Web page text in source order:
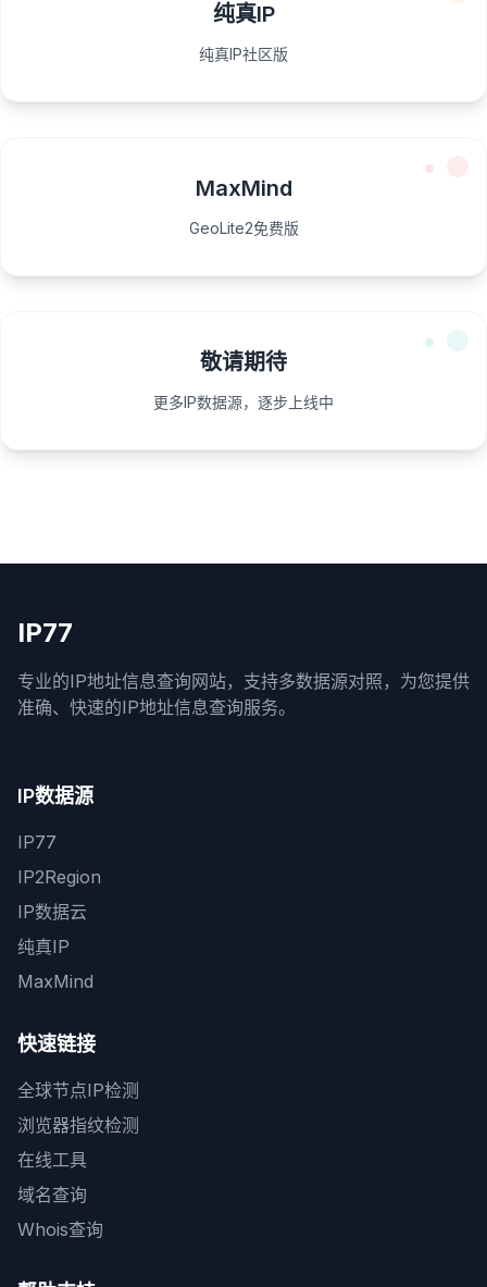
纯真IP
纯真IP社区版
MaxMind
GeoLite2免费版
敬请期待
更多IP数据源，逐步上线中
IP77
专业的IP地址信息查询网站，支持多数据源对照，为您提供
准确、快速的IP地址信息查询服务。
IP数据源
IP77
IP2Region
IP数据云
纯真IP
MaxMind
快速链接
全球节点IP检测
浏览器指纹检测
在线工具
域名查询
Whois查询